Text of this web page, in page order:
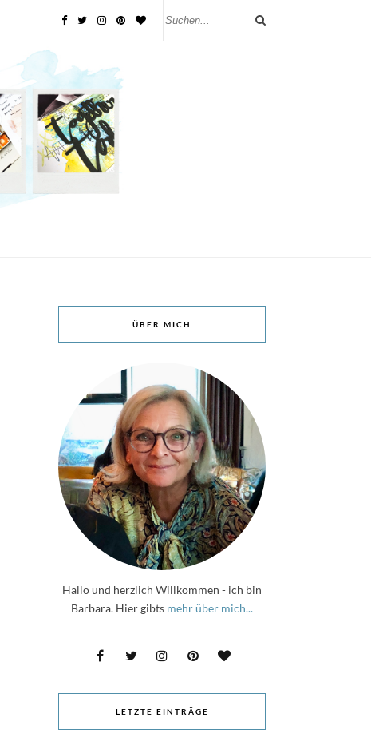
ÜBER MICH
Hallo und herzlich Willkommen - ich bin
Barbara. Hier gibts mehr über mich...
LETZTE EINTRÄGE